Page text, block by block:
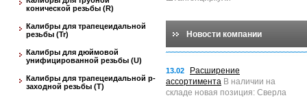
конической резьбы (R)
Калибры для трапецеидальной
резьбы (Tr)
Калибры для дюймовой
унифицированной резьбы (U)
Калибры для трапецеидальной p-
заходной резьбы (T)
Новости компании
13.02
Расширение
ассортимента В наличии на
складе новая позиция: Сверла